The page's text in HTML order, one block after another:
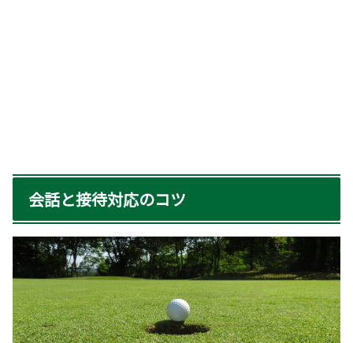
会話と接待対応のコツ